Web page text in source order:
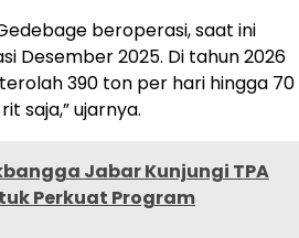
beroperasi, saat ini
Desember 2025. Di tahun 2026
390 ton per hari hingga 70
saja,” ujarnya.
Jabar Kunjungi TPA
Perkuat Program